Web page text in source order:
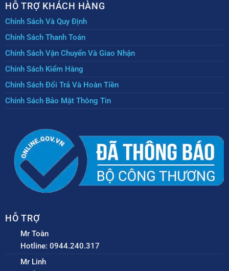
HỖ TRỢ KHÁCH HÀNG
Chính Sách Và Quy Định
Chính Sách Thanh Toán
Chính Sách Vận Chuyển Và Giao Nhận
Chính Sách Kiểm Hàng
Chính Sách Đổi Trả Và Hoàn Tiền
Chính Sách Bảo Mật Thông Tin
HỖ TRỢ
Mr Toàn
Hotline: 0944.240.317
Mr Linh